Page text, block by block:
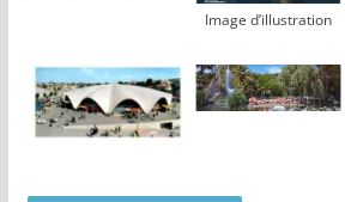
Image d’illustration